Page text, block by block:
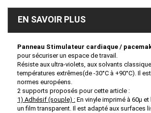
EN SAVOIR PLUS
Panneau Stimulateur cardiaque /
pour sécuriser un espace de travail.
Résiste aux ultra-violets, aux solvants
températures extrêmes(de -30°C à +90°C). Il
normes européens.
2 supports proposés pour cette article :
1) Adhésif (souple) : En vinyle imprimé à 60µ
un film transparent. Il est adapté aux surfaces